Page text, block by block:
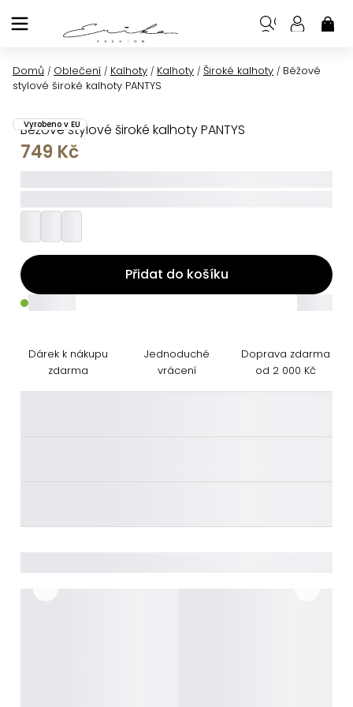
na
Domů / Oblečení / Kalhoty / Kalhoty / Široké kalhoty / Béžové
stylové široké kalhoty PANTYS
Béžové stylové široké kalhoty PANTYS
Vyrobeno v EU
749 Kč
Přidat do košíku
Dárek k nákupu
zdarma
Jednoduché
vrácení
Doprava zdarma
od 2 000 Kč